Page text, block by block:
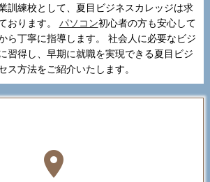
訓練校として、夏目ビジネスカレッジは求
おります。 パソコン初心者の方も安心して
ら丁寧に指導します。 社会人に必要なビジ
習得し、早期に就職を実現できる夏目ビジ
ス方法をご紹介いたします。
room